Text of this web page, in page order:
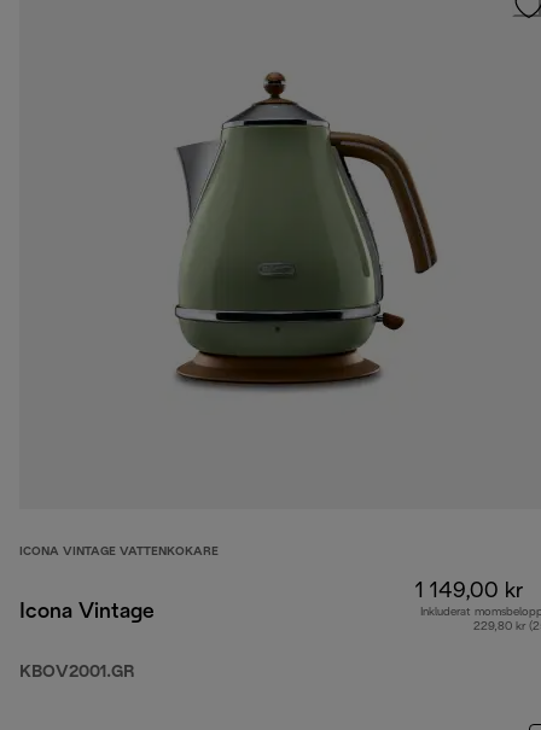
ICONA VINTAGE VATTENKOKARE
Icona Vintage
KBOV2001.GR
1 149,00 kr
Inkluderat
229,80 kr